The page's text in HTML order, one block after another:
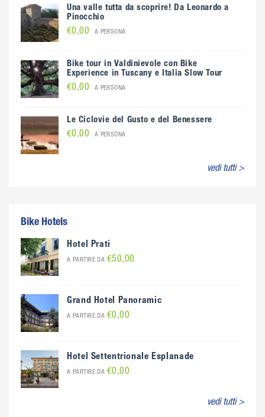
Una valle tutta da scoprire! Da Leonardo a
Pinocchio
€0,00 A PERSONA
Bike tour in Valdinievole con Bike
Experience in Tuscany e Italia Slow Tour
€0,00 A PERSONA
Le Ciclovie del Gusto e del Benessere
€0,00 A PERSONA
vedi tutti >
Bike Hotels
Hotel Prati
A PARTIRE DA €50,00
Grand Hotel Panoramic
A PARTIRE DA €0,00
Hotel Settentrionale Esplanade
A PARTIRE DA €0,00
vedi tutti >